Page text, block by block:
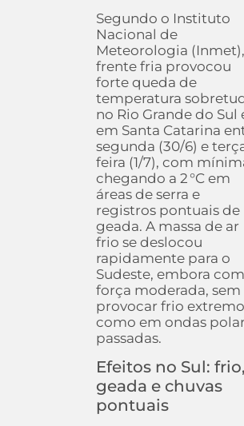
Segundo o Instituto
Nacional de
Meteorologia
frente fria provocou
forte queda de
temperatura
no Rio Grande do Sul
em Santa Catarina
segunda (30/6) e
feira (1/7), com
chegando a 2 °C em
áreas de serra e
registros pontuais de
geada. A massa de ar
frio se deslocou
rapidamente para o
Sudeste, embora com
força moderada, sem
provocar frio extremo
como em ondas
passadas.
Efeitos no Sul: frio,
geada e chuvas
pontuais